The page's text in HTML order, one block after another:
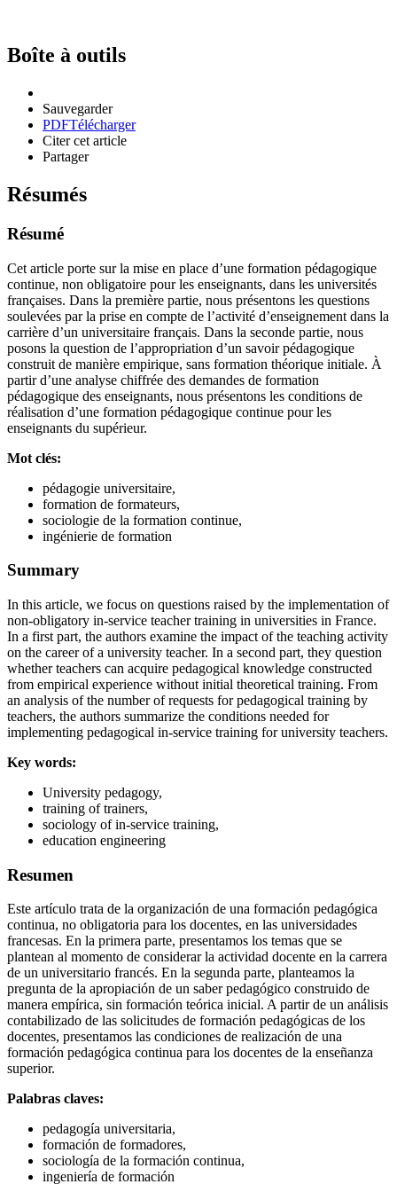
Boîte à outils
Sauvegarder
PDFTélécharger
Citer cet article
Partager
Résumés
Résumé
Cet article porte sur la mise en place d’une formation pédagogique
continue, non obligatoire pour les enseignants, dans les universités
françaises. Dans la première partie, nous présentons les questions
soulevées par la prise en compte de l’activité d’enseignement dans la
carrière d’un universitaire français. Dans la seconde partie, nous
posons la question de l’appropriation d’un savoir pédagogique
construit de manière empirique, sans formation théorique initiale. À
partir d’une analyse chiffrée des demandes de formation
pédagogique des enseignants, nous présentons les conditions de
réalisation d’une formation pédagogique continue pour les
enseignants du supérieur.
Mot clés:
pédagogie universitaire,
formation de formateurs,
sociologie de la formation continue,
ingénierie de formation
Summary
In this article, we focus on questions raised by the implementation of
non-obligatory in-service teacher training in universities in France.
In a first part, the authors examine the impact of the teaching activity
on the career of a university teacher. In a second part, they question
whether teachers can acquire pedagogical knowledge constructed
from empirical experience without initial theoretical training. From
an analysis of the number of requests for pedagogical training by
teachers, the authors summarize the conditions needed for
implementing pedagogical in-service training for university teachers.
Key words:
University pedagogy,
training of trainers,
sociology of in-service training,
education engineering
Resumen
Este artículo trata de la organización de una formación pedagógica
continua, no obligatoria para los docentes, en las universidades
francesas. En la primera parte, presentamos los temas que se
plantean al momento de considerar la actividad docente en la carrera
de un universitario francés. En la segunda parte, planteamos la
pregunta de la apropiación de un saber pedagógico construido de
manera empírica, sin formación teórica inicial. A partir de un análisis
contabilizado de las solicitudes de formación pedagógicas de los
docentes, presentamos las condiciones de realización de una
formación pedagógica continua para los docentes de la enseñanza
superior.
Palabras claves:
pedagogía universitaria,
formación de formadores,
sociología de la formación continua,
ingeniería de formación